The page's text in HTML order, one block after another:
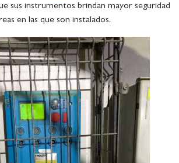
sus instrumentos brindan mayor seguridad
en las que son instalados.